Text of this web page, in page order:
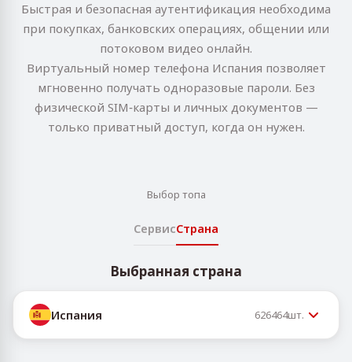
Быстрая и безопасная аутентификация необходима
при покупках, банковских операциях, общении или
потоковом видео онлайн.
Виртуальный номер телефона Испания позволяет
мгновенно получать одноразовые пароли. Без
физической SIM‑карты и личных документов —
только приватный доступ, когда он нужен.
Выбор топа
СервисСтрана
Выбранная страна
Испания 626464шт.